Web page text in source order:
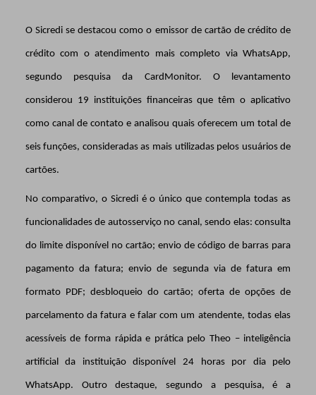
O Sicredi se destacou como o emissor de cartão de crédito de
crédito com o atendimento mais completo via WhatsApp,
segundo pesquisa da CardMonitor. O levantamento
considerou 19 instituições financeirasque têm o aplicativo
como canal de contato e analisou quais oferecem um total de
seis funções, consideradas as mais utilizadas pelos usuários de
cartões.
No comparativo, o Sicredi é o único que contempla todas as
funcionalidades de autosserviço no canal, sendo elas: consulta
do limite disponível no cartão; envio de código de barras para
pagamento da fatura; envio de segunda via de fatura em
formato PDF; desbloqueio do cartão; oferta de opções de
parcelamento da fatura e falar com um atendente, todas elas
acessíveis de forma rápida e prática pelo Theo – inteligência
artificial da instituição disponível 24 horas por dia pelo
WhatsApp. Outro destaque, segundo a pesquisa, é a